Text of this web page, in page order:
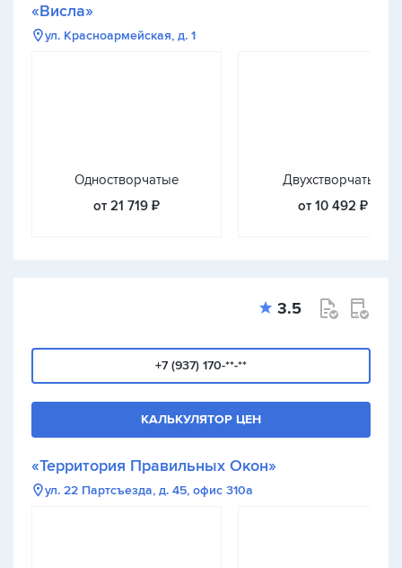
«Висла»
ул. Красноармейская, д. 1
Одностворчатые
от 21 719 ₽
Двухстворчатые
от 10 492 ₽
3.5
+7 (937) 170-**-**
КАЛЬКУЛЯТОР ЦЕН
«Территория Правильных Окон»
ул. 22 Партсъезда, д. 45, офис 310а